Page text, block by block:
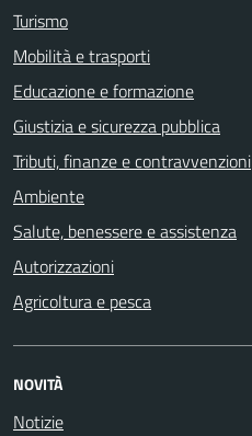
Turismo
Mobilità e trasporti
Educazione e formazione
Giustizia e sicurezza pubblica
Tributi, finanze e contravvenzioni
Ambiente
Salute, benessere e assistenza
Autorizzazioni
Agricoltura e pesca
NOVITÀ
Notizie